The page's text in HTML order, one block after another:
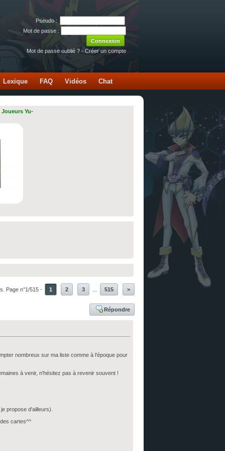
Pseudo :
Mot de passe :
Mot de passe oublié ? - Créer un compte
Lexique FAQ Vidéos Chat
Yu-
Page n°1/515 - 1 2 3 515 >
Répondre
nombreux sur ma liste comme à l'époque pour
à venir, n'hésitez pas à revenir souvent !
propose d'ailleurs).
cartes^^